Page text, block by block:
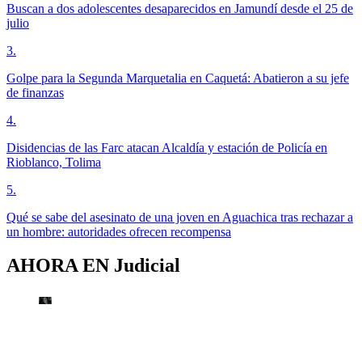
Buscan a dos adolescentes desaparecidos en Jamundí desde el 25 de
julio
3.
Golpe para la Segunda Marquetalia en Caquetá: Abatieron a su jefe
de finanzas
4.
Disidencias de las Farc atacan Alcaldía y estación de Policía en
Rioblanco, Tolima
5.
Qué se sabe del asesinato de una joven en Aguachica tras rechazar a
un hombre: autoridades ofrecen recompensa
AHORA EN Judicial